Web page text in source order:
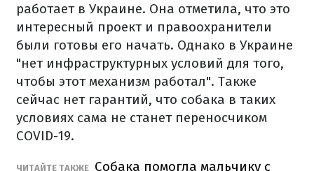
работает в Украине. Она отметила, что это
интересный проект и правоохранители
были готовы его начать. Однако в Украине
"нет инфраструктурных условий для того,
чтобы этот механизм работал". Также
сейчас нет гарантий, что собака в таких
условиях сама не станет переносчиком
COVID-19.
ЧИТАЙТЕ ТАКЖЕ Собака помогла мальчику с